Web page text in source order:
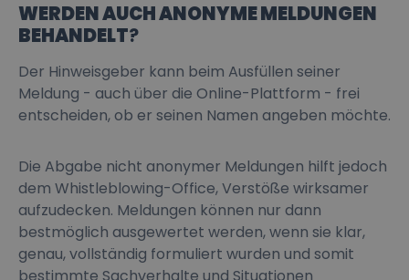
WERDEN AUCH ANONYME MELDUNGEN
BEHANDELT?
Der Hinweisgeber kann beim Ausfüllen seiner
Meldung - auch über die Online-Plattform - frei
entscheiden, ob er seinen Namen angeben möchte.
Die Abgabe nicht anonymer Meldungen hilft jedoch
dem Whistleblowing-Office, Verstöße wirksamer
aufzudecken. Meldungen können nur dann
bestmöglich ausgewertet werden, wenn sie klar,
genau, vollständig formuliert wurden und somit